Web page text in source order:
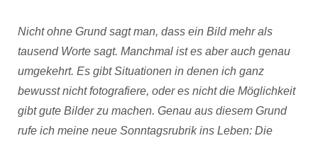
Nicht ohne Grund sagt man, dass ein Bild mehr als
tausend Worte sagt. Manchmal ist es aber auch genau
umgekehrt. Es gibt Situationen in denen ich ganz
bewusst nicht fotografiere, oder es nicht die Möglichkeit
gibt gute Bilder zu machen. Genau aus diesem Grund
rufe ich meine neue Sonntagsrubrik ins Leben: Die